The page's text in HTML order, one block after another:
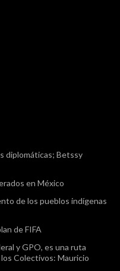
diplomáticas; Betssy
en México
de los pueblos indígenas
de FIFA
y GPO, es una ruta
Colectivos: Mauricio